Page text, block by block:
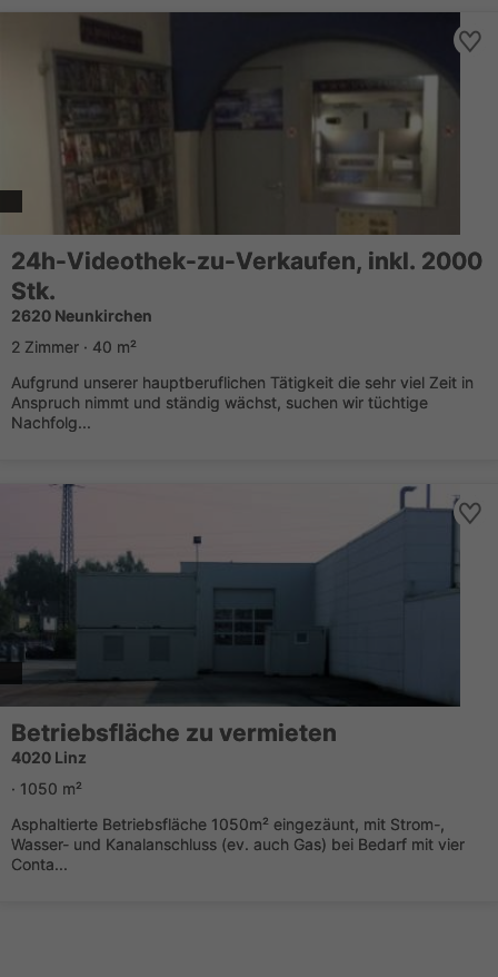
24h-Videothek-zu-Verkaufen, inkl. 2000
Stk.
2620 Neunkirchen
2 Zimmer · 40 m²
Aufgrund unserer hauptberuflichen Tätigkeit die sehr viel Zeit in
Anspruch nimmt und ständig wächst, suchen wir tüchtige
Nachfolg...
Betriebsfläche zu vermieten
4020 Linz
· 1050 m²
Asphaltierte Betriebsfläche 1050m² eingezäunt, mit Strom-,
Wasser- und Kanalanschluss (ev. auch Gas) bei Bedarf mit vier
Conta...